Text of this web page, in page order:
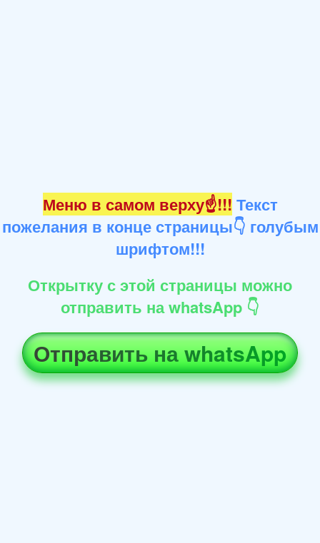
Меню в самом верху☝!!! Текст
пожелания в конце страницы👇 голубым
шрифтом!!!
Открытку с этой страницы можно
отправить на whatsApp 👇
Отправить на whatsApp